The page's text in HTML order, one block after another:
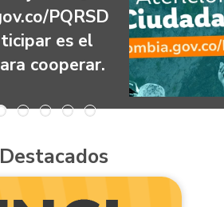
Bogotá | Marca al
6016012424 | Escribe al
correo
pqrsd@apccolombia.gov.co
Destacados